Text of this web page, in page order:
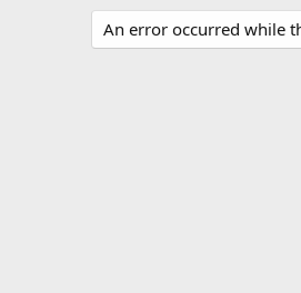
An error occurred while